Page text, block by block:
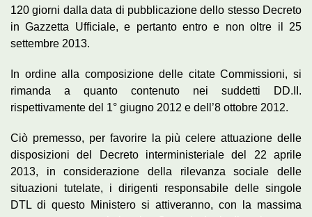
120 giorni dalla data di pubblicazione dello stesso Decreto
in Gazzetta Ufficiale, e pertanto entro e non oltre il 25
settembre 2013.
In ordine alla composizione delle citate Commissioni, si
rimanda a quanto contenuto nei suddetti DD.II.
rispettivamente del 1° giugno 2012 e dell’8 ottobre 2012.
Ciò premesso, per favorire la più celere attuazione delle
disposizioni del Decreto interministeriale del 22 aprile
2013, in considerazione della rilevanza sociale delle
situazioni tutelate, i dirigenti responsabile delle singole
DTL di questo Ministero si attiveranno, con la massima